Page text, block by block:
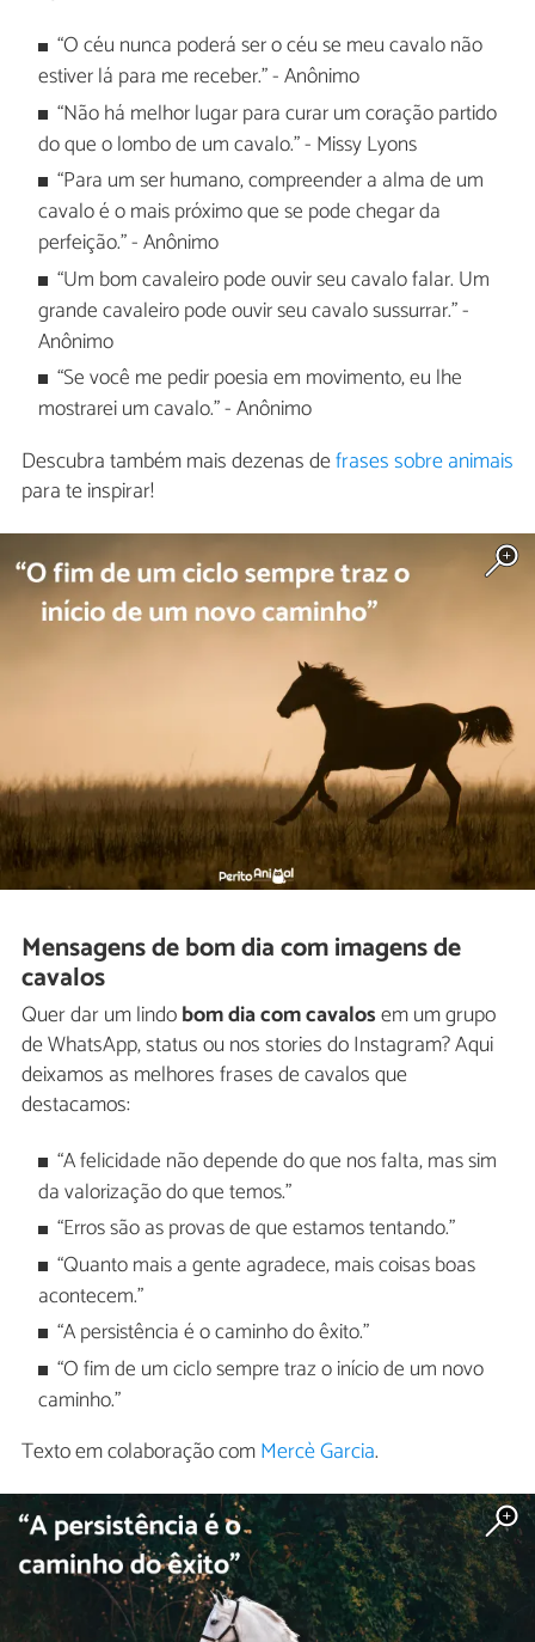
“O céu nunca poderá ser o céu se meu cavalo não
estiver lá para me receber." - Anônimo
“Não há melhor lugar para curar um coração partido
do que o lombo de um cavalo." - Missy Lyons
“Para um ser humano, compreender a alma de um
cavalo é o mais próximo que se pode chegar da
perfeição." - Anônimo
“Um bom cavaleiro pode ouvir seu cavalo falar. Um
grande cavaleiro pode ouvir seu cavalo sussurrar." -
Anônimo
“Se você me pedir poesia em movimento, eu lhe
mostrarei um cavalo." - Anônimo
Descubra também mais dezenas defrases sobre animais
para te inspirar!
Mensagens de bom dia com imagens de
cavalos
Quer dar um lindobom dia com cavalosem um grupo
de WhatsApp, status ou nos stories do Instagram? Aqui
deixamos as melhores frases de cavalos que
destacamos:
“A felicidade não depende do que nos falta, mas sim
da valorização do que temos."
“Erros são as provas de que estamos tentando."
“Quanto mais a gente agradece, mais coisas boas
acontecem."
“A persistência é o caminho do êxito."
“O fim de um ciclo sempre traz o início de um novo
caminho."
Texto em colaboração comMercè Garcia.